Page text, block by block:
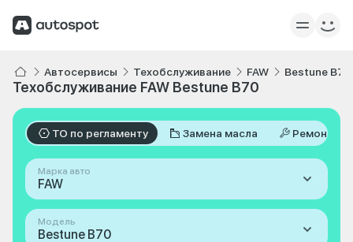
Автосервисы Техобслуживание FAW Bestune B70
Техобслуживание FAW Bestune B70
ТО по регламенту Замена масла Ремонт
Марка авто
FAW
Модель
Bestune B70